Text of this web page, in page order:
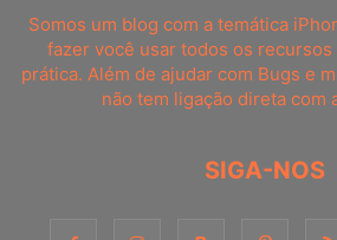
Somos um blog com a temática
fazer você usar todos os
prática. Além de ajudar com Bugs e
não tem ligação direta com
SIGA-NOS